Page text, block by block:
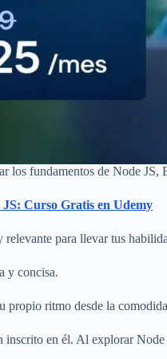
los fundamentos de Node JS,
Curso Gratis en Udemy
para llevar tus
y concisa.
propio ritmo desde la
en él. Al explorar